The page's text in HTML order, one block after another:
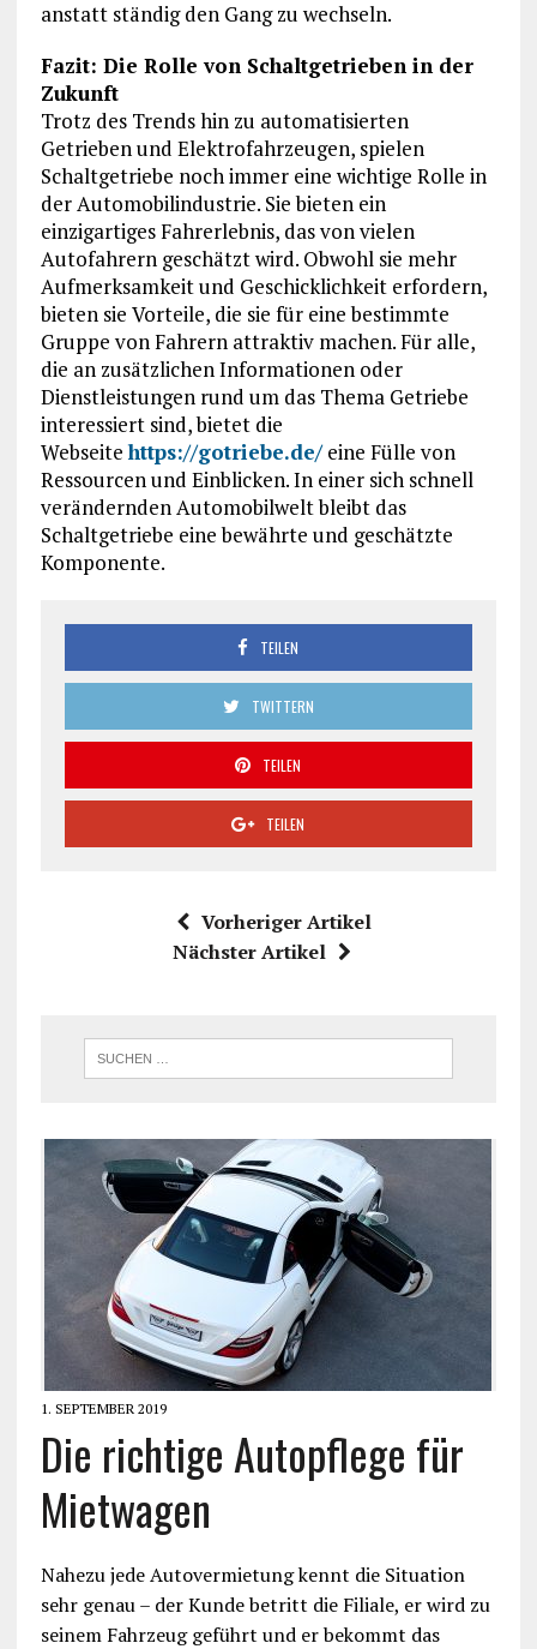
anstatt ständig den Gang zu wechseln.
Fazit: Die Rolle von Schaltgetrieben in der
Zukunft
Trotz des Trends hin zu automatisierten
Getrieben und Elektrofahrzeugen, spielen
Schaltgetriebe noch immer eine wichtige Rolle in
der Automobilindustrie. Sie bieten ein
einzigartiges Fahrerlebnis, das von vielen
Autofahrern geschätzt wird. Obwohl sie mehr
Aufmerksamkeit und Geschicklichkeit erfordern,
bieten sie Vorteile, die sie für eine bestimmte
Gruppe von Fahrern attraktiv machen. Für alle,
die an zusätzlichen Informationen oder
Dienstleistungen rund um das Thema Getriebe
interessiert sind, bietet die
Webseitehttps://gotriebe.de/eine Fülle von
Ressourcen und Einblicken. In einer sich schnell
verändernden Automobilwelt bleibt das
Schaltgetriebe eine bewährte und geschätzte
Komponente.
TEILEN
TWITTERN
TEILEN
TEILEN
Vorheriger Artikel
Nächster Artikel
1. SEPTEMBER 2019
Die richtige Autopflege für
Mietwagen
Nahezu jede Autovermietung kennt die Situation
sehr genau – der Kunde betritt die Filiale, er wird zu
seinem Fahrzeug geführt und er bekommt das